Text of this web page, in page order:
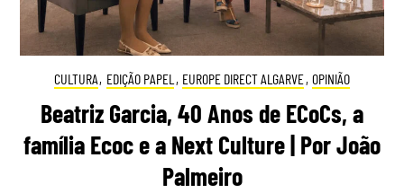
CULTURA, EDIÇÃO PAPEL , EUROPE DIRECT ALGARVE, OPINIÃO
Beatriz Garcia, 40 Anos de ECoCs, a
família Ecoc e a Next Culture | Por João
Palmeiro